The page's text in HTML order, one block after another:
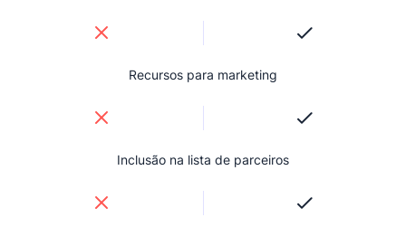
Recursos para marketing
Inclusão na lista de parceiros